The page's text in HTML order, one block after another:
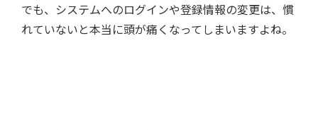
でも、システムへのログインや登録情報の変更は、慣
れていないと本当に頭が痛くなってしまいますよね。